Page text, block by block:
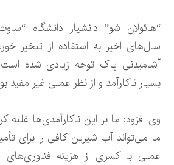
“هائولان شو” دانشیار دانشگاه
سال‌های اخیر به استفاده از تبخیر
آشامیدنی پاک توجه زیادی شده
بسیار ناکارآمد و از نظر عملی غیر مفید
وی افزود: ما بر این ناکارآمدی‌ها غلبه
ما می‌تواند آب شیرین کافی را برای
عملی با کسری از هزینه فناوری‌های